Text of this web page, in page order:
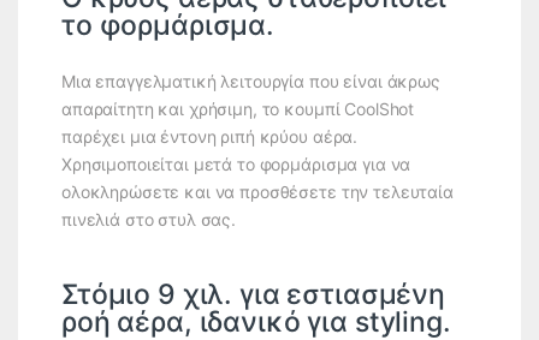
το φορμάρισμα.
Μια επαγγελματική λειτουργία που είναι άκρως
απαραίτητη και χρήσιμη, το κουμπί CoolShot
παρέχει μια έντονη ριπή κρύου αέρα.
Χρησιμοποιείται μετά το φορμάρισμα για να
ολοκληρώσετε και να προσθέσετε την τελευταία
πινελιά στο στυλ σας.
Στόμιο 9 χιλ. για εστιασμένη
ροή αέρα, ιδανικό για styling.